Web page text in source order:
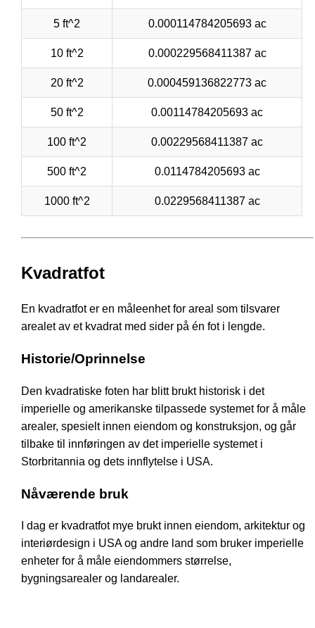
5 ft^2 0.000114784205693 ac
10 ft^2 0.000229568411387 ac
20 ft^2 0.000459136822773 ac
50 ft^2 0.00114784205693 ac
100 ft^2 0.00229568411387 ac
500 ft^2 0.0114784205693 ac
1000 ft^2 0.0229568411387 ac
Kvadratfot
En kvadratfot er en måleenhet for areal som tilsvarer
arealet av et kvadrat med sider på én fot i lengde.
Historie/Oprinnelse
Den kvadratiske foten har blitt brukt historisk i det
imperielle og amerikanske tilpassede systemet for å måle
arealer, spesielt innen eiendom og konstruksjon, og går
tilbake til innføringen av det imperielle systemet i
Storbritannia og dets innflytelse i USA.
Nåværende bruk
I dag er kvadratfot mye brukt innen eiendom, arkitektur og
interiørdesign i USA og andre land som bruker imperielle
enheter for å måle eiendommers størrelse,
bygningsarealer og landarealer.